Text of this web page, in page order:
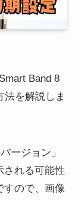
Band 8
を解説しま
ージョン」
される可能性
すので、画像